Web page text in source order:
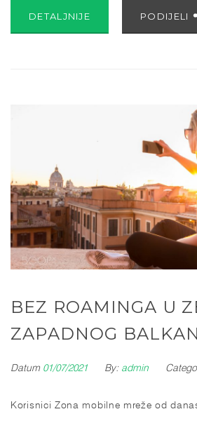
DETALJNIJE PODIJELI
BEZ ROAMINGA U
ZAPADNOG
Datum 01/07/2021 By: admin
Korisnici Zona mobilne mreže od